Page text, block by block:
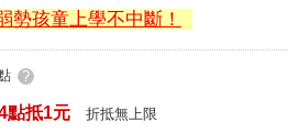
勢孩童上學不中斷！
?
點抵1元 折抵無上限